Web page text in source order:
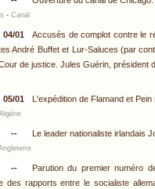
- Canal
04/01
Accusés de complot contre le
André Buffet et Lur-Saluces (par
de justice. Jules Guérin, président
05/01 L'expédition de Flamand et
Algérie
-- Le leader nationaliste irlandais
--
Parution du premier numéro
des rapports entre le socialiste